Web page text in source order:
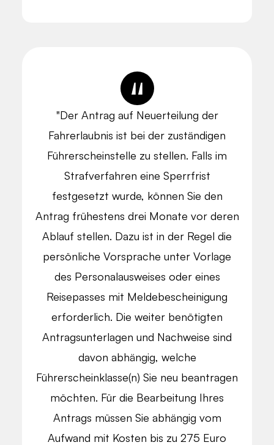
"Der Antrag auf Neuerteilung der
Fahrerlaubnis ist bei der zuständigen
Führerscheinstelle zu stellen. Falls im
Strafverfahren eine Sperrfrist
festgesetzt wurde, können Sie den
Antrag frühestens drei Monate vor deren
Ablauf stellen. Dazu ist in der Regel die
persönliche Vorsprache unter Vorlage
des Personalausweises oder eines
Reisepasses mit Meldebescheinigung
erforderlich. Die weiter benötigten
Antragsunterlagen und Nachweise sind
davon abhängig, welche
Führerscheinklasse(n) Sie neu beantragen
möchten. Für die Bearbeitung Ihres
Antrags müssen Sie abhängig vom
Aufwand mit Kosten bis zu 275 Euro